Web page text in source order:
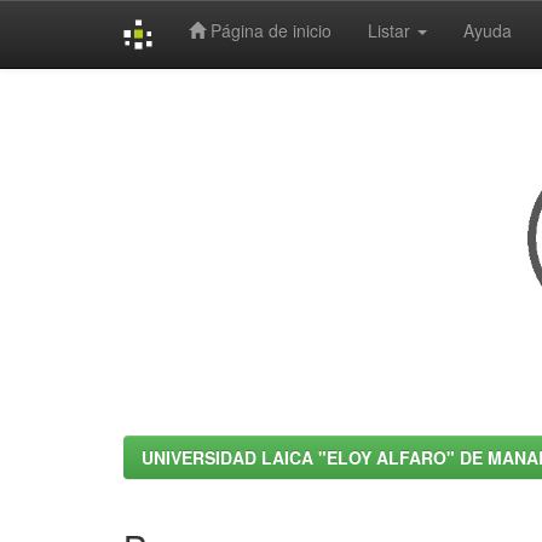
Página de inicio Listar Ayuda
UNIVERSIDAD LAICA "ELOY ALFARO" DE